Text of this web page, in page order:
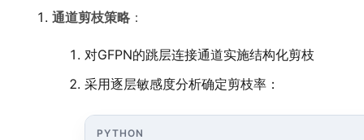
通道剪枝策略 ：
对GFPN的跳层连接通道实施结构化剪枝
采用逐层敏感度分析确定剪枝率：
PYTHON